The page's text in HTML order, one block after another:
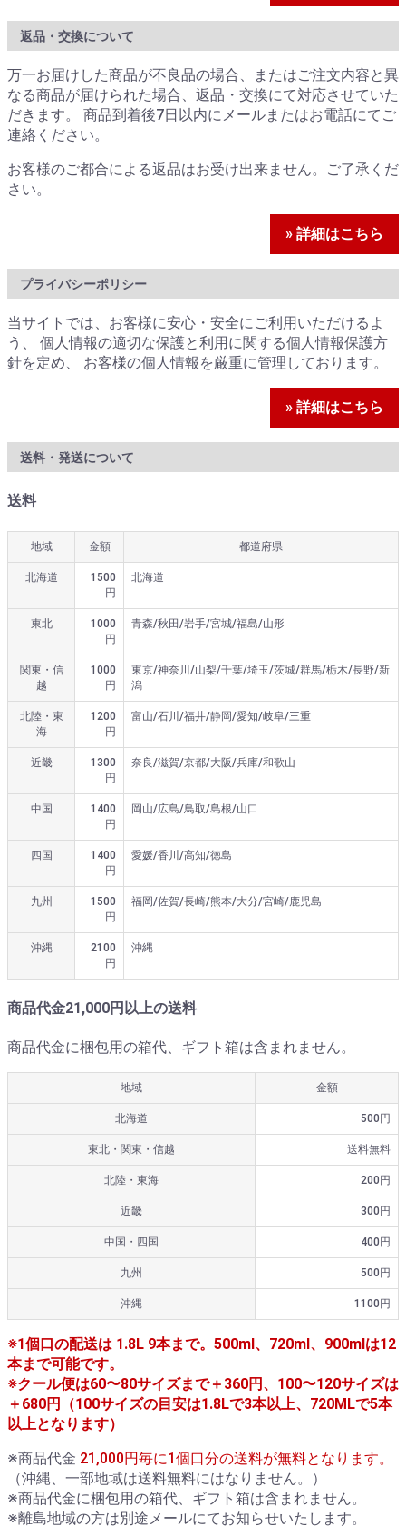
返品・交換について
万一お届けした商品が不良品の場合、またはご注文内容と異
なる商品が届けられた場合、返品・交換にて対応させていた
だきます。 商品到着後7日以内にメールまたはお電話にてご
連絡ください。
お客様のご都合による返品はお受け出来ません。ご了承くだ
さい。
» 詳細はこちら
プライバシーポリシー
当サイトでは、お客様に安心・安全にご利用いただけるよ
う、 個人情報の適切な保護と利用に関する個人情報保護方
針を定め、 お客様の個人情報を厳重に管理しております。
» 詳細はこちら
送料・発送について
送料
地域 金額 都道府県
北海道
1500
円
北海道
東北
1000
円
青森/秋田/岩手/宮城/福島/山形
関東・信
越
1000
円
東京/神奈川/山梨/千葉/埼玉/茨城/群馬/栃木/長野/新
潟
北陸・東
海
1200
円
富山/石川/福井/静岡/愛知/岐阜/三重
近畿
1300
円
奈良/滋賀/京都/大阪/兵庫/和歌山
中国
1400
円
岡山/広島/鳥取/島根/山口
四国
1400
円
愛媛/香川/高知/徳島
九州
1500
円
福岡/佐賀/長崎/熊本/大分/宮崎/鹿児島
沖縄
2100
円
沖縄
商品代金21,000円以上の送料
商品代金に梱包用の箱代、ギフト箱は含まれません。
地域 金額
北海道 500円
東北・関東・信越 送料無料
北陸・東海 200円
近畿 300円
中国・四国 400円
九州 500円
沖縄 1100円
※1個口の配送は 1.8L 9本まで。500ml、720ml、900mlは12
本まで可能です。
※クール便は60〜80サイズまで＋360円、100〜120サイズは
＋680円（100サイズの目安は1.8Lで3本以上、720MLで5本
以上となります）
※商品代金 21,000円毎に1個口分の送料が無料となります。
（沖縄、一部地域は送料無料にはなりません。）
※商品代金に梱包用の箱代、ギフト箱は含まれません。
※離島地域の方は別途メールにてお知らせいたします。